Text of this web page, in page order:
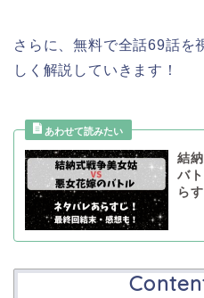
さらに、無料で全話69話を
しく解説していきます！
結
バ
ら